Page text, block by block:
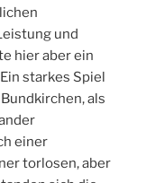
und
hier aber ein
starkes Spiel
als
einer
torlosen, aber